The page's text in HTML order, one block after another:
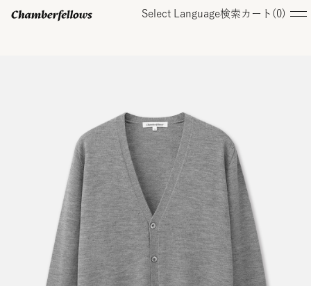
Select Language検索 カート( 0)
オンラインストア
コレクション
お知らせ